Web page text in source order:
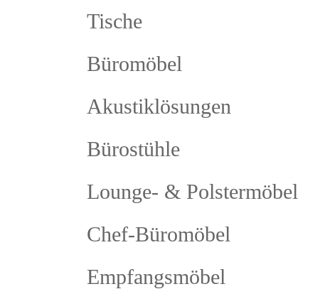
Tische
Büromöbel
Akustiklösungen
Bürostühle
Lounge- & Polstermöbel
Chef-Büromöbel
Empfangsmöbel